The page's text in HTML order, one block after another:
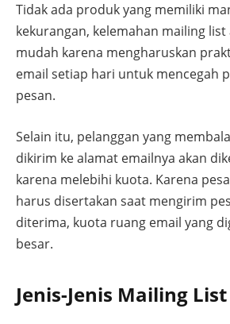
Tidak ada produk yang memiliki
kekurangan, kelemahan mailing
mudah karena mengharuskan
email setiap hari untuk mencegah
pesan.
Selain itu, pelanggan yang
dikirim ke alamat emailnya akan
karena melebihi kuota. Karena
harus disertakan saat mengirim
diterima, kuota ruang email yang
besar.
Jenis-Jenis Mailing List